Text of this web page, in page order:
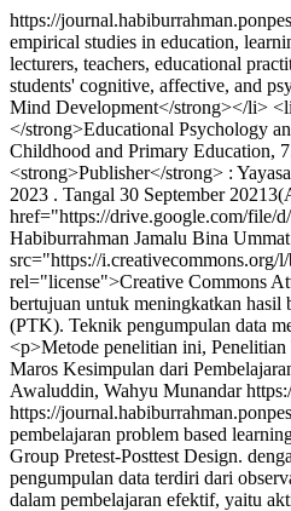
https://
empirical studies in education,
lecturers, teachers, educational
students' cognitive, affective, and
Mind Development</strong></li>
</strong>Educational Psychology
Childhood and Primary Education,
<strong>Publisher</strong> :
2023 . Tangal 30 September
href="https://drive.google.com/file/
Habiburrahman Jamalu Bina Ummat
src="https://i.creativecommons.org/
rel="license">Creative Commons
bertujuan untuk meningkatkan hasil
(PTK). Teknik pengumpulan data
<p>Metode penelitian ini,
Maros Kesimpulan dari
Awaluddin, Wahyu Munandar
https://
pembelajaran problem based
Group Pretest-Posttest Design.
pengumpulan data terdiri dari
dalam pembelajaran efektif, yaitu